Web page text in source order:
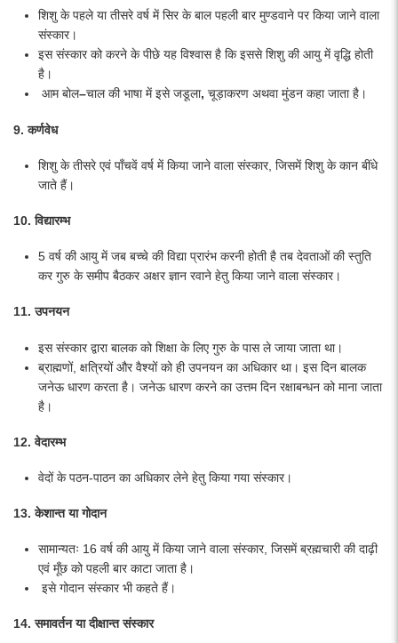
शिशु के पहले या तीसरे वर्ष में सिर के बाल पहली बार मुण्डवाने पर किया जाने वाला
संस्कार।
इस संस्कार को करने के पीछे यह विश्वास है कि इससे शिशु की आयु में वृद्धि होती
है।
आम बोल–चाल की भाषा में इसे जडूला, चूड़ाकरण अथवा मुंडन कहा जाता है।
9. कर्णवेध
शिशु के तीसरे एवं पाँचवें वर्ष में किया जाने वाला संस्कार, जिसमें शिशु के कान बींधे
जाते हैं।
10. विद्यारम्भ
5 वर्ष की आयु में जब बच्चे की विद्या प्रारंभ करनी होती है तब देवताओं की स्तुति
कर गुरु के समीप बैठकर अक्षर ज्ञान रवाने हेतु किया जाने वाला संस्कार।
11.उपनयन
इस संस्कार द्वारा बालक को शिक्षा के लिए गुरु के पास ले जाया जाता था।
ब्राह्मणों, क्षत्रियों और वैश्यों को ही उपनयन का अधिकार था। इस दिन बालक
जनेऊ धारण करता है। जनेऊ धारण करने का उत्तम दिन रक्षाबन्धन को माना जाता
है।
12. वेदारम्भ
वेदों के पठन-पाठन का अधिकार लेने हेतु किया गया संस्कार।
13. केशान्त या गोदान
सामान्यतः 16 वर्ष की आयु में किया जाने वाला संस्कार, जिसमें ब्रह्मचारी की दाढ़ी
एवं मूँछ को पहली बार काटा जाता है।
इसे गोदान संस्कार भी कहते हैं।
14. समावर्तन या दीक्षान्त संस्कार